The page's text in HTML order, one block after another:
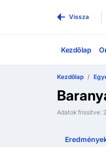
Vissza
Kezdőlap
Kezdőlap
Adatok frissítve: